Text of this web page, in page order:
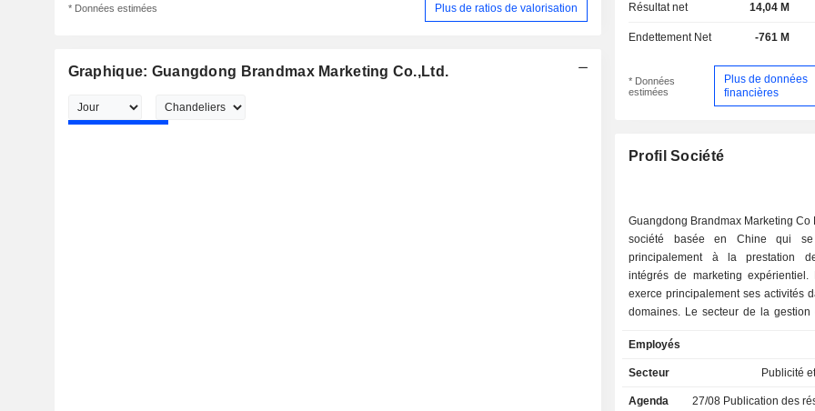
* Données estimées Plus de ratios de valorisation
Graphique: Guangdong Brandmax Marketing Co.,Ltd.
Résultat net 14,04 M
Endettement Net -761 M
* Données
estimées
Plus de données
financières
Profil Société
Guangdong Brandmax Marketing Co
société basée en Chine qui se
principalement à la prestation
intégrés de marketing expérientiel.
exerce principalement ses activités
domaines. Le secteur de la gestion
la planification et à la gestion
canaux de vente de produits. Le
principalement à la mise en œuvre
Employés
Secteur Publicité
Agenda 27/08 Publication des résultats